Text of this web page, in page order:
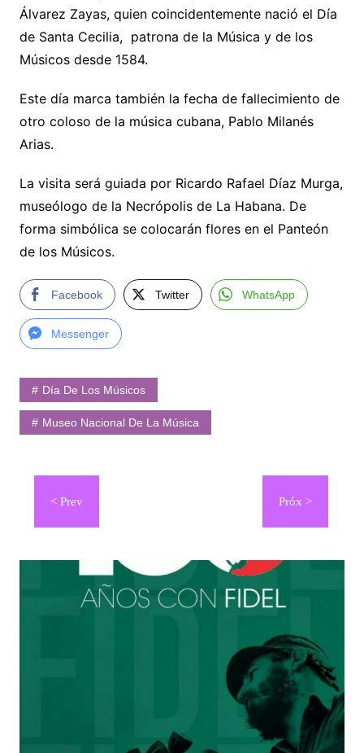
Álvarez Zayas, quien coincidentemente nació el Día
de Santa Cecilia, patrona de la Música y de los
Músicos desde 1584.
Este día marca también la fecha de fallecimiento de
otro coloso de la música cubana, Pablo Milanés
Arias.
La visita será guiada por Ricardo Rafael Díaz Murga,
museólogo de la Necrópolis de La Habana. De
forma simbólica se colocarán flores en el Panteón
de los Músicos.
Facebook Twitter WhatsApp
Messenger
Día De Los Músicos
Museo Nacional De La Música
Navegación
entradas